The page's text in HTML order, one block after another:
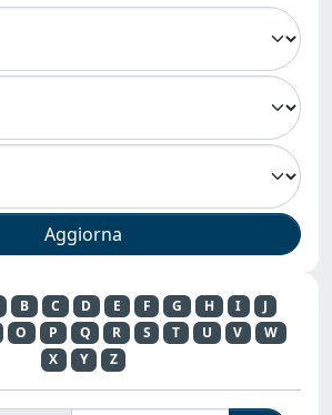
B C D E F G H I
J
O P Q R S T U V
W
X
Y Z